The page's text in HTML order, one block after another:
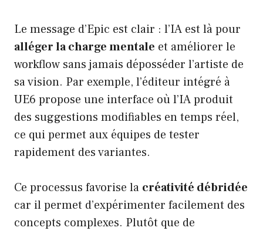
Le message d’Epic est clair : l’IA est là pour
alléger la charge mentale et améliorer le
workflow sans jamais déposséder l’artiste de
sa vision. Par exemple, l’éditeur intégré à
UE6 propose une interface où l’IA produit
des suggestions modifiables en temps réel,
ce qui permet aux équipes de tester
rapidement des variantes.
Ce processus favorise la créativité débridée
car il permet d’expérimenter facilement des
concepts complexes. Plutôt que de